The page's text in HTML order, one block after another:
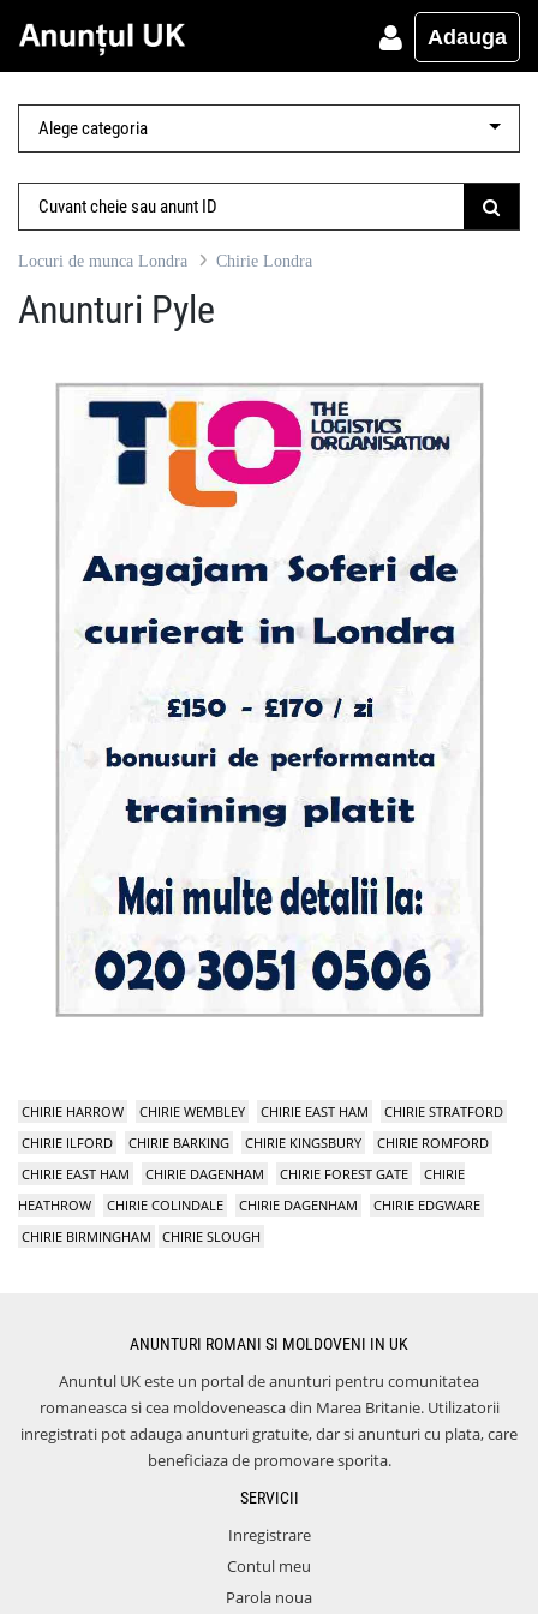
Adauga
Locuri de munca Londra Chirie Londra
Anunturi Pyle
CHIRIE HARROW CHIRIE WEMBLEY CHIRIE EAST HAM
CHIRIE STRATFORD
CHIRIE ILFORD
CHIRIE BARKING CHIRIE KINGSBURY
CHIRIE ROMFORD
CHIRIE EAST HAM
CHIRIE DAGENHAM CHIRIE FOREST GATE
CHIRIE
HEATHROW
CHIRIE COLINDALE CHIRIE DAGENHAM
CHIRIE EDGWARE
CHIRIE BIRMINGHAM
CHIRIE SLOUGH
ANUNTURI ROMANI SI MOLDOVENI IN UK
Anuntul UK este un portal de anunturi pentru comunitatea
romaneasca si cea moldoveneasca din Marea Britanie. Utilizatorii
inregistrati pot adauga anunturi gratuite, dar si anunturi cu plata, care
beneficiaza de promovare sporita.
SERVICII
Inregistrare
Contul meu
Parola noua